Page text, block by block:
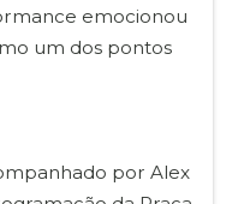
emocionou
um dos pontos
por Alex